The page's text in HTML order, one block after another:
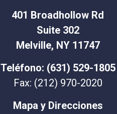
401 Broadhollow Rd
Suite 302
Melville, NY 11747
Teléfono: (631) 529-1805
Fax: (212) 970-2020
Mapa y Direcciones